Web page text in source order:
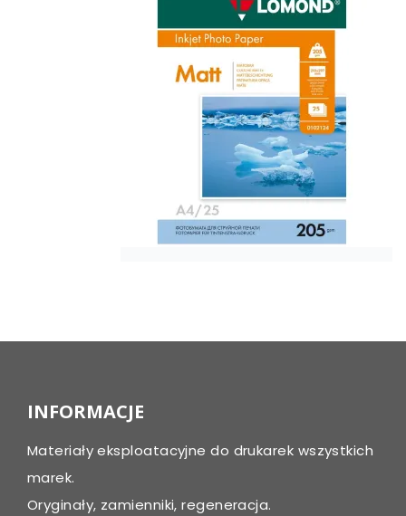
navigation
INFORMACJE
Materiały eksploatacyjne do drukarek wszystkich
marek.
Oryginały, zamienniki, regeneracja.